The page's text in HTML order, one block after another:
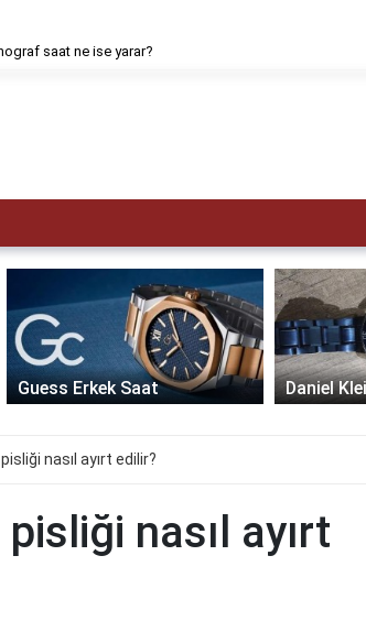
saat ne ise yarar?
Guess Erkek Saat Daniel
nasıl ayırt edilir?
nasıl ayırt